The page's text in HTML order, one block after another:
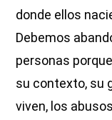
donde ellos
Debemos
personas
su contexto, su
viven, los